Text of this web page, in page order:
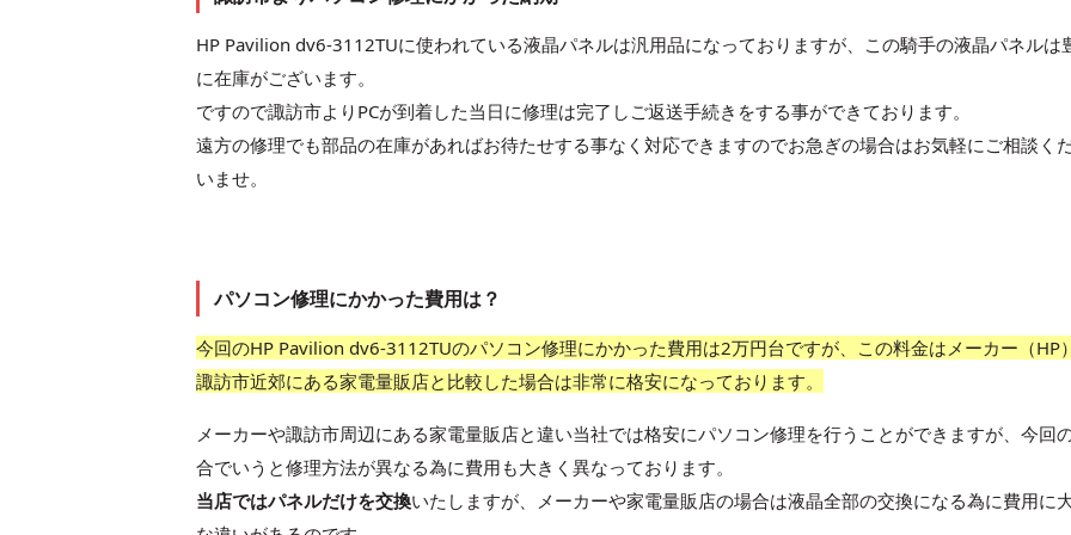
HP Pavilion dv6-3112TUに使われている液晶パネルは汎用品になっておりますが、この騎手の液晶パネルは
に在庫がございます。
ですので諏訪市よりPCが到着した当日に修理は完了しご返送手続きをする事ができております。
遠方の修理でも部品の在庫があればお待たせする事なく対応できますのでお急ぎの場合はお気軽にご相談く
いませ。
パソコン修理にかかった費用は？
今回のHP Pavilion dv6-3112TUのパソコン修理にかかった費用は2万円台ですが、この料金はメーカー（HP
諏訪市近郊にある家電量販店と比較した場合は非常に格安になっております。
メーカーや諏訪市周辺にある家電量販店と違い当社では格安にパソコン修理を行うことができますが、今回
合でいうと修理方法が異なる為に費用も大きく異なっております。
当店ではパネルだけを交換いたしますが、メーカーや家電量販店の場合は液晶全部の交換になる為に費用に